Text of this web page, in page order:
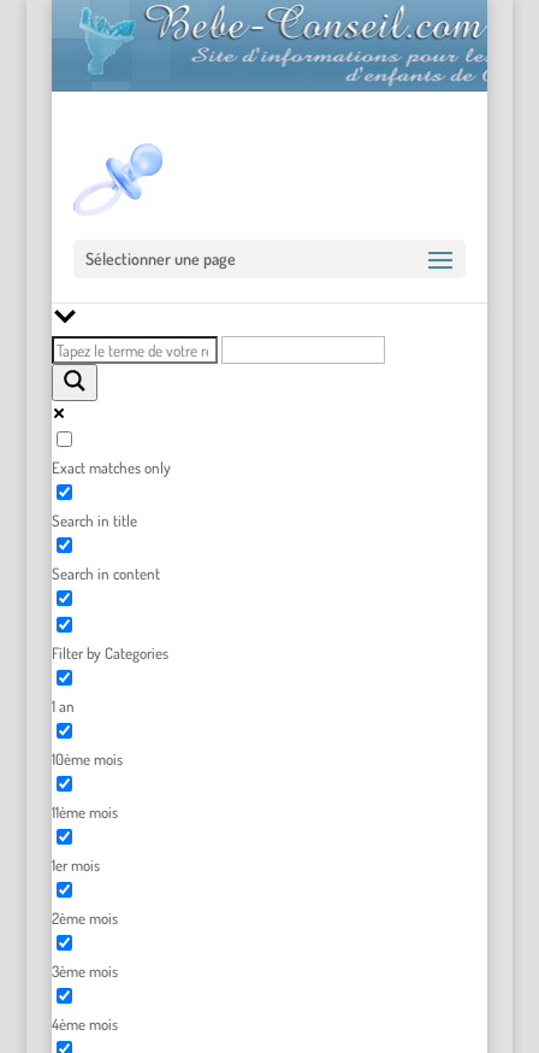
Sélectionner une page
Exact matches only
Search in title
Search in content
Filter by Categories
1 an
10ème mois
11ème mois
1er mois
2ème mois
3ème mois
4ème mois